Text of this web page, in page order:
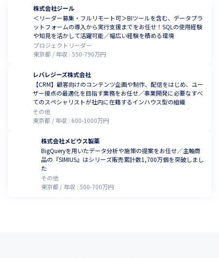
株式会社ジール
＜リーダー募集・フルリモート可＞BIツールを含む、データプラ
ットフォームの導入から実行支援までをお任せ！SQLの使用経験
や知見を活かして活躍可能／幅広い経験を積める環境
プロジェクトリーダー
東京都
年収 : 550-790万円
レバレジーズ株式会社
【CRM】顧客向けのコンテンツ企画や制作、配信をはじめ、ユー
ザー接点の最適化を目指す業務をお任せ／事業開発に必要なすべ
てのスペシャリストが社内に在籍するインハウス型の組織
その他
東京都
年収 : 600-1000万円
株式会社メビウス製薬
BigQueryを用いたデータ分析や施策の提案をお任せ／主軸商
品の『SIMIUS』はシリーズ販売累計数1,700万個を突破しまし
た
その他
東京都
年収 : 500-700万円